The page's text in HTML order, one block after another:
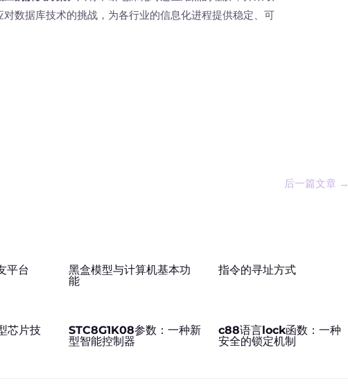
数据库技术的挑战，为各行业的信息化进程提供稳定、可
后一篇文章 →
平台
黑盒模型与计算机基本功
能
指令的寻址方式
芯片技
STC8G1K08参数：一种新
型智能控制器
c88语言lock函数：一种
安全的锁定机制